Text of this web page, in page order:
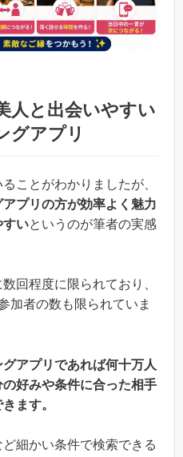
人と出会いやすい
グアプリ
ことがわかりましたが、
プリの方が効率よく魅力
すいというのが筆者の実感
回程度に限られており、
加者の数も限られていま
アプリであれば何十万人
好みや条件に合った相手
ます。
細かい条件で検索できる